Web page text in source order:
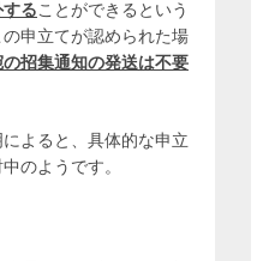
ることができるという
申立てが認められた場
招集通知の発送は不要
よると、具体的な申立
のようです。